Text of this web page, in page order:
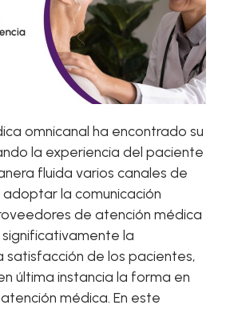
omnicanal ha encontrado su
la experiencia del paciente
fluida varios canales de
adoptar la comunicación
de atención médica
la
satisfacción de los pacientes,
última instancia la forma en
médica. En este